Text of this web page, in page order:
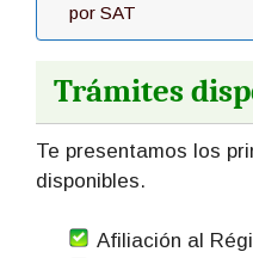
por SAT
Trámites
Te presentamos los
disponibles.
Afiliación al